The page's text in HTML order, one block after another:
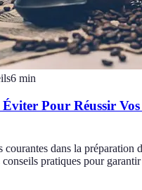
6 min
Pour Réussir
courantes dans la préparation
pratiques pour garantir